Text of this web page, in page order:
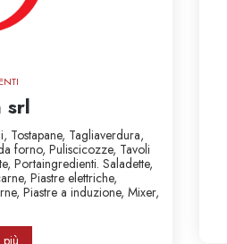
srl
Tostapane, Tagliaverdura,
forno, Puliscicozze, Tavoli
Portaingredienti. Saladette,
Piastre elettriche,
Piastre a induzione, Mixer,